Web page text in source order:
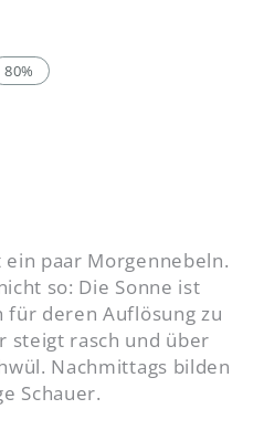
80%
paar Morgennebeln.
so: Die Sonne ist
für deren Auflösung zu
steigt rasch und über
Nachmittags bilden
Schauer.